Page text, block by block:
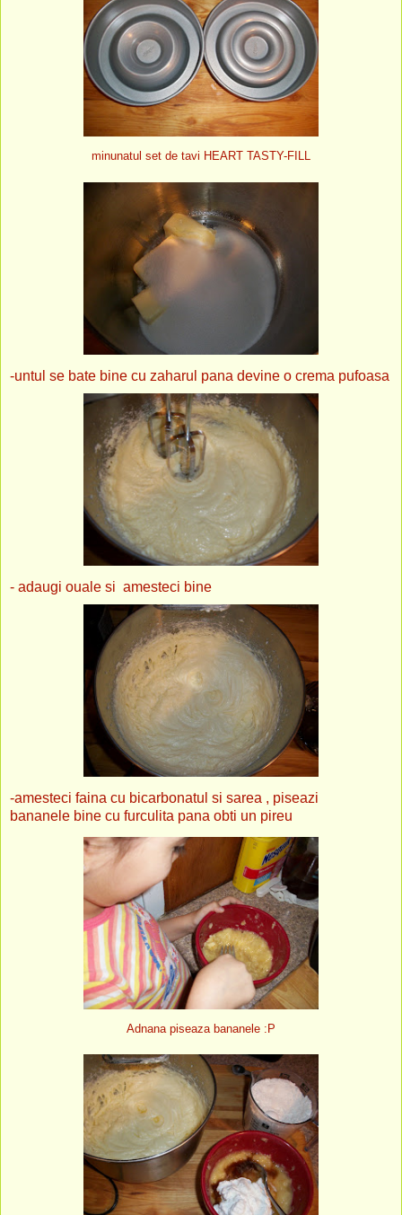
minunatul set de tavi HEART TASTY-FILL
-untul se bate bine cu zaharul pana devine o crema pufoasa
- adaugi ouale si amesteci bine
-amesteci faina cu bicarbonatul si sarea , piseazi
bananele bine cu furculita pana obti un pireu
Adnana piseaza bananele :P